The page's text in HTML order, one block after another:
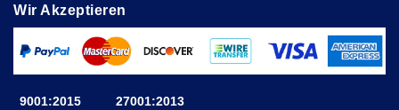
Wir Akzeptieren
9001:2015 27001:2013